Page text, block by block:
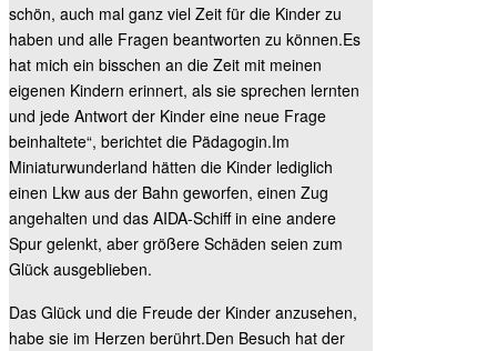
schön, auch mal ganz viel Zeit für die Kinder zu
haben und alle Fragen beantworten zu können.Es
hat mich ein bisschen an die Zeit mit meinen
eigenen Kindern erinnert, als sie sprechen lernten
und jede Antwort der Kinder eine neue Frage
beinhaltete“, berichtet die Pädagogin.Im
Miniaturwunderland hätten die Kinder lediglich
einen Lkw aus der Bahn geworfen, einen Zug
angehalten und das AIDA-Schiff in eine andere
Spur gelenkt, aber größere Schäden seien zum
Glück ausgeblieben.
Das Glück und die Freude der Kinder anzusehen,
habe sie im Herzen berührt.Den Besuch hat der